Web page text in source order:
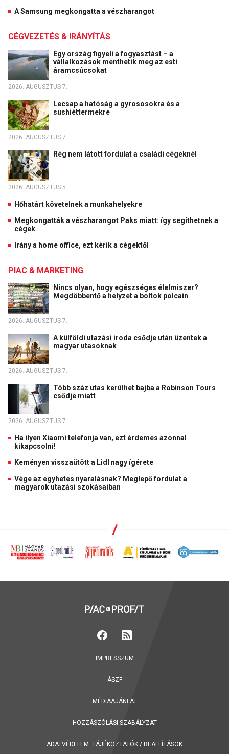
A Samsung megkongatta a vészharangot
CÉGVEZETÉS & IRÁNYÍTÁS
Egy ország figyeli a fogyasztást – a
vállalkozások menthetik meg az esti
áramcsúcsokat
2026. AUGUSZTUS 7.
Lecsap a hatóság a gyrososokra és a
sushiéttermekre
2026. AUGUSZTUS 7.
Rég nem látott fordulat a családi cégeknél
2026. AUGUSZTUS 5.
Hőhatárt követelnek a munkahelyekre
Megkongatták a vészharangot Paks miatt: így segíthetnek a
cégek
Irány a home office, ezt kérik a cégektől
PIAC & MARKETING
Nincs olyan, hogy egészséges élelmiszer?
Megdöbbentő a helyzet a boltok polcain
2026. AUGUSZTUS 7.
A külföldi utazási iroda csődje után üzentek a
magyar utasoknak
2026. AUGUSZTUS 7.
Több száz utas kerülhet bajba a Robinson Tours
csődje miatt
2026. AUGUSZTUS 7.
Ha ilyen Xiaomi telefonja van, ezt érdemes azonnal
kikapcsolni!
Keményen visszaütött a Lidl nagy ígérete
Vége az egyhetes nyaralásnak? Meglepő fordulat a
magyarok utazási szokásaiban
IMPRESSZUM
ÁSZF
MÉDIAAJÁNLAT
HOZZÁSZÓLÁSI SZABÁLYZAT
ADATVÉDELEM: TÁJÉKOZTATÓK / BEÁLLÍTÁSOK